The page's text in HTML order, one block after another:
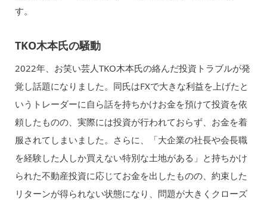
す。
TKO木本氏の騒動
2022年、お笑い芸人TKO木本氏の絡んだ投資トラブルが発
覚し話題になりました。同氏はFXで大きな利益を上げたと
いうトレーダーに自ら話を持ちかけお金を預けて投資を依
頼したものの、実際には投資が行われておらず、お金を着
服されてしまいました。さらに、「大企業の社長や会長職
を経験した人しか買えない特別な土地がある」と持ちかけ
られた不動産投資に応じてお金を出したものの、約束した
リターンが得られない状態になり、問題が大きくクローズ